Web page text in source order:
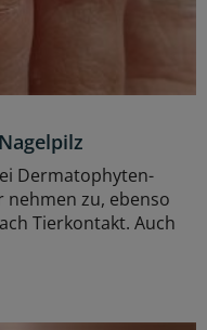
Dermatophyten-
zu, ebenso
Tierkontakt. Auch